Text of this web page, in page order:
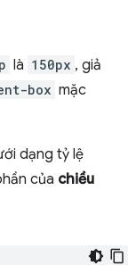
là 150px , giả
box mặc
dạng tỷ lệ
của chiều